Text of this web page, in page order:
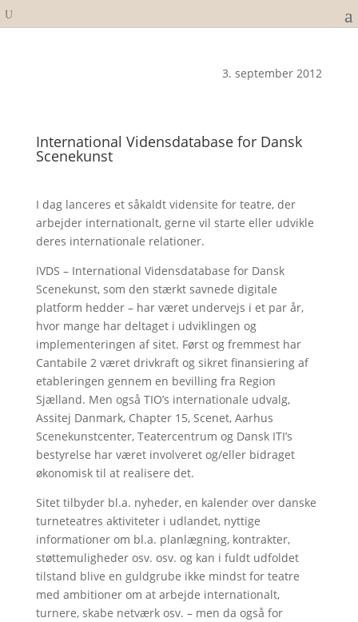
3. september 2012
International Vidensdatabase for Dansk
Scenekunst
I dag lanceres et såkaldt vidensite for teatre, der
arbejder internationalt, gerne vil starte eller udvikle
deres internationale relationer.
IVDS – International Vidensdatabase for Dansk
Scenekunst, som den stærkt savnede digitale
platform hedder – har været undervejs i et par år,
hvor mange har deltaget i udviklingen og
implementeringen af sitet. Først og fremmest har
Cantabile 2 været drivkraft og sikret finansiering af
etableringen gennem en bevilling fra Region
Sjælland. Men også TIO’s internationale udvalg,
Assitej Danmark, Chapter 15, Scenet, Aarhus
Scenekunstcenter, Teatercentrum og Dansk ITI’s
bestyrelse har været involveret og/eller bidraget
økonomisk til at realisere det.
Sitet tilbyder bl.a. nyheder, en kalender over danske
turneteatres aktiviteter i udlandet, nyttige
informationer om bl.a. planlægning, kontrakter,
støttemuligheder osv. osv. og kan i fuldt udfoldet
tilstand blive en guldgrube ikke mindst for teatre
med ambitioner om at arbejde internationalt,
turnere, skabe netværk osv. – men da også for